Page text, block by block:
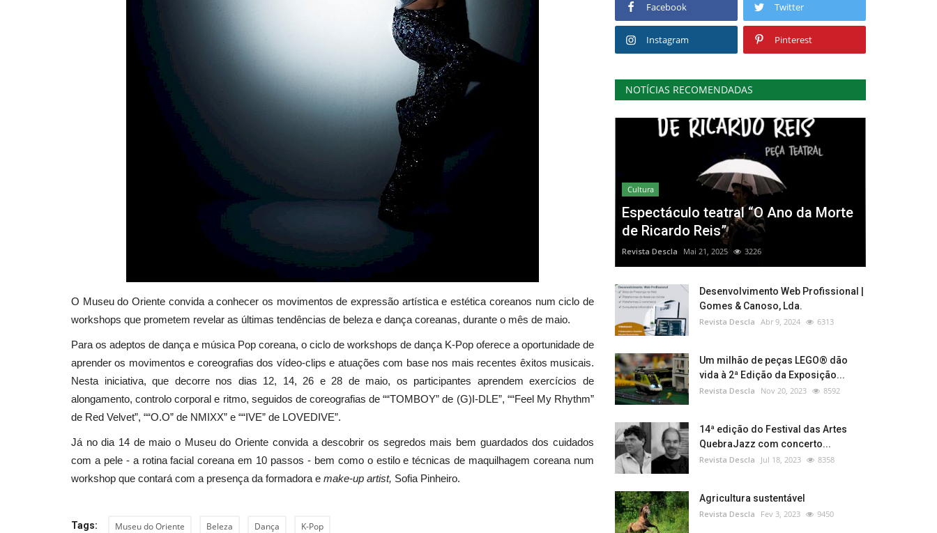
O Museu do Oriente convida a conhecer os movimentos de expressão artística e estética coreanos num ciclo de
workshops que prometem revelar as últimas tendências de beleza e dança coreanas, durante o mês de maio.
Para os adeptos de dança e música Pop coreana, o ciclo de workshops de dança K-Pop oferece a oportunidade de
aprender os movimentos e coreografias dos vídeo-clips e atuações com base nos mais recentes êxitos musicais.
Nesta iniciativa, que decorre nos dias 12, 14, 26 e 28 de maio, os participantes aprendem exercícios de
alongamento, controlo corporal e ritmo, seguidos de coreografias de ““TOMBOY” de (G)I-DLE”, ““Feel My Rhythm”
de Red Velvet”, ““O.O” de NMIXX” e ““IVE” de LOVEDIVE”.
Já no dia 14 de maio o Museu do Oriente convida a descobrir os segredos mais bem guardados dos cuidados
com a pele - a rotina facial coreana em 10 passos - bem como o estilo e técnicas de maquilhagem coreana num
workshop que contará com a presença da formadora e make-up artist, Sofia Pinheiro.
Tags: Museu do Oriente Beleza Dança K-Pop
Facebook Twitter
Instagram Pinterest
NOTÍCIAS RECOMENDADAS
Cultura
Espectáculo teatral “O Ano da Morte
de Ricardo Reis”
Revista Descla Mai 21, 2025 3226
Desenvolvimento Web Profissional |
Gomes & Canoso, Lda.
Revista Descla Abr 9, 2024 6313
Um milhão de peças LEGO® dão
vida à 2ª Edição da Exposição...
Revista Descla Nov 20, 2023 8592
14ª edição do Festival das Artes
QuebraJazz com concerto...
Revista Descla Jul 18, 2023 8358
Agricultura sustentável
Revista Descla Fev 3, 2023 9450